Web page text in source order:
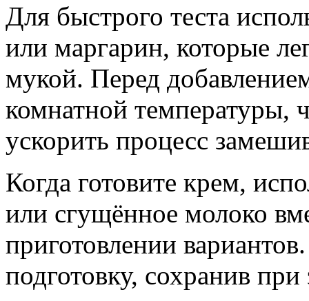
Для быстрого теста
или маргарин, которые
мукой. Перед
комнатной температуры,
ускорить процесс
Когда готовите крем,
или сгущённое молоко
приготовлении
подготовку, сохранив при